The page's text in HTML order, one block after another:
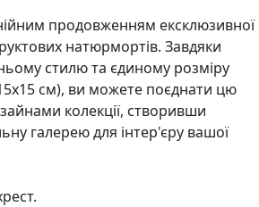
продовженням ексклюзивної
натюрмортів. Завдяки
стилю та єдиному розміру
см), ви можете поєднати цю
колекції, створивши
галерею для інтер'єру вашої